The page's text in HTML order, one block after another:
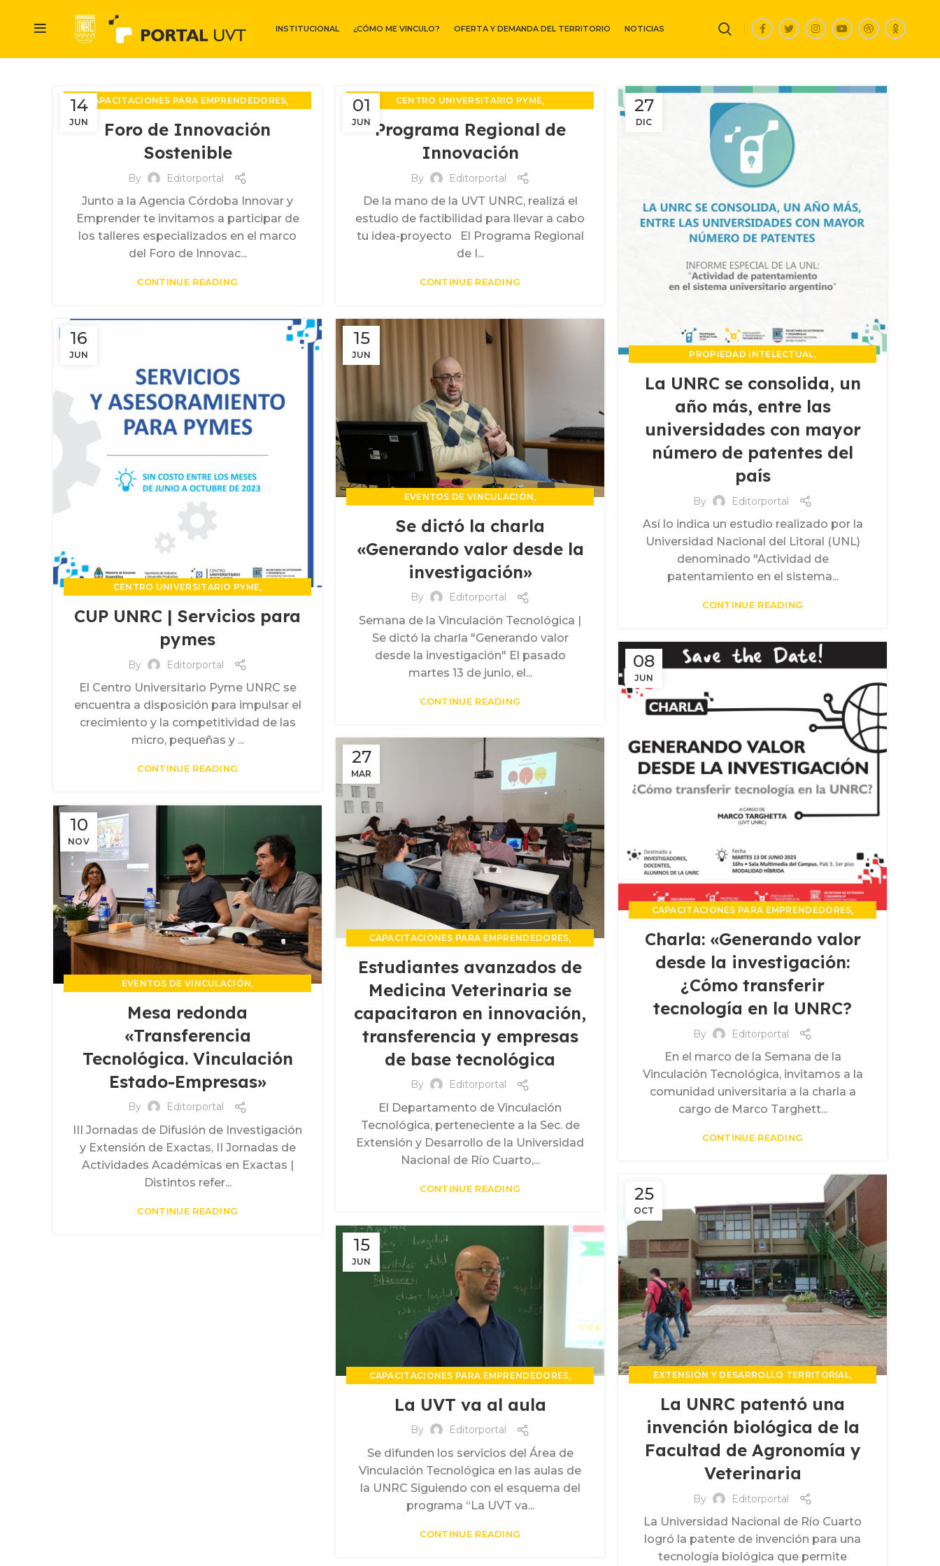
INSTITUCIONAL ¿CÓMO ME VINCULO? OFERTA Y DEMANDA DEL TERRITORIO NOTICIAS
14
JUN
CAPACITACIONES PARA EMPRENDEDORES,
FORMACIONES Y ACTIVIDADES,
PROPIEDAD INTELECTUAL
Foro de Innovación
Sostenible
By Editorportal
Junto a la Agencia Córdoba Innovar y
Emprender te invitamos a participar de
los talleres especializados en el marco
del Foro de Innovac...
CONTINUE READING
01
JUN
CENTRO UNIVERSITARIO PYME,
FORMACIONES Y ACTIVIDADES
PROPIEDAD INTELECTUAL
Programa Regional de
Innovación
By Editorportal
De la mano de la UVT UNRC, realizá el
estudio de factibilidad para llevar a cabo
tu idea-proyecto El Programa Regional
de I...
CONTINUE READING
27
DIC
PROPIEDAD INTELECTUAL,
La UNRC se consolida, un
año más, entre las
universidades con mayor
número de patentes del
país
By Editorportal
Así lo indica un estudio realizado por la
Universidad Nacional del Litoral (UNL)
denominado "Actividad de
patentamiento en el sistema...
CONTINUE READING
16
JUN
CENTRO UNIVERSITARIO PYME,
FORMACIONES Y ACTIVIDADES
INCUBADORA DE EMPRESAS
PROPIEDAD INTELECTUAL
CUP UNRC | Servicios para
pymes
By Editorportal
El Centro Universitario Pyme UNRC se
encuentra a disposición para impulsar el
crecimiento y la competitividad de las
micro, pequeñas y ...
CONTINUE READING
15
JUN
EVENTOS DE VINCULACIÓN,
PROPIEDAD INTELECTUAL,
UNIDAD DE VINCULACION TECNOLOGICA
Se dictó la charla
«Generando valor desde la
investigación»
By Editorportal
Semana de la Vinculación Tecnológica |
Se dictó la charla "Generando valor
desde la investigación" El pasado
martes 13 de junio, el...
CONTINUE READING
08
JUN
CAPACITACIONES PARA EMPRENDEDORES,
EXTENSIÓN Y DESARROLLO TERRITORIAL,
FORMACIONES Y ACTIVIDADES ,
INCUBADORA DE EMPRESAS ,
Charla: «Generando valor
desde la investigación:
¿Cómo transferir
tecnología en la UNRC?
By Editorportal
En el marco de la Semana de la
Vinculación Tecnológica, invitamos a la
comunidad universitaria a la charla a
cargo de Marco Targhett...
CONTINUE READING
27
MAR
CAPACITACIONES PARA EMPRENDEDORES,
EXTENSIÓN Y DESARROLLO TERRITORIAL,
FORMACIONES Y ACTIVIDADES,
INCUBADORA DE EMPRESAS ,
UNIDAD DE VINCULACION TECNOLOGICA
Estudiantes avanzados de
Medicina Veterinaria se
capacitaron en innovación,
transferencia y empresas
de base tecnológica
By Editorportal
El Departamento de Vinculación
Tecnológica, perteneciente a la Sec. de
Extensión y Desarrollo de la Universidad
Nacional de Río Cuarto,...
CONTINUE READING
10
NOV
EVENTOS DE VINCULACIÓN,
INCUBADORA DE EMPRESAS
PROPIEDAD INTELECTUAL,
UNIDAD DE VINCULACION TECNOLOGICA
Mesa redonda
«Transferencia
Tecnológica. Vinculación
Estado-Empresas»
By Editorportal
III Jornadas de Difusión de Investigación
y Extensión de Exactas, II Jornadas de
Actividades Académicas en Exactas |
Distintos refer...
CONTINUE READING
25
OCT
EXTENSIÓN Y DESARROLLO TERRITORIAL,
UNIDAD DE VINCULACION TECNOLOGICA
La UNRC patentó una
invención biológica de la
Facultad de Agronomía y
Veterinaria
By Editorportal
La Universidad Nacional de Río Cuarto
logró la patente de invención para una
tecnología biológica que permite
15
JUN
CAPACITACIONES PARA EMPRENDEDORES,
PROPIEDAD INTELECTUAL ,
UNIDAD DE VINCULACION TECNOLOGICA
La UVT va al aula
By Editorportal
Se difunden los servicios del Área de
Vinculación Tecnológica en las aulas de
la UNRC Siguiendo con el esquema del
programa “La UVT va...
CONTINUE READING